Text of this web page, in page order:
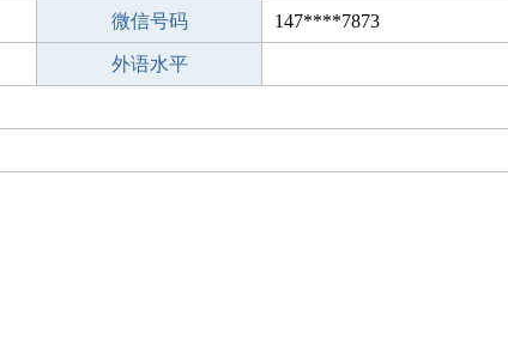
微信号码 147****7873
外语水平